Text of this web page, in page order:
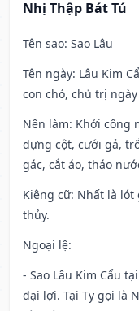
Nhị Thập Bát Tú
Tên sao: Sao Lâu
Tên ngày: Lâu Kim
con chó, chủ trị
Nên làm: Khởi công
dựng cột, cưới gả,
gác, cắt áo, tháo
Kiêng cữ: Nhất là
thủy.
Ngoại lệ:
- Sao Lâu Kim Cẩu
đại lợi. Tại Tỵ gọi là